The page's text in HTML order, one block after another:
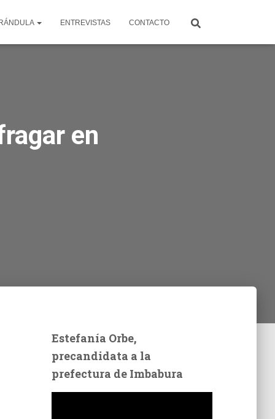
ENTREVISTAS CONTACTO
en
Estefanía Orbe,
precandidata a la
prefectura de Imbabura